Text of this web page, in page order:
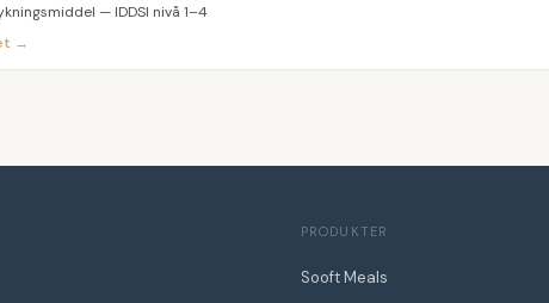
— IDDSI nivå 1–4
→
PRODUKTER
Sooft Meals